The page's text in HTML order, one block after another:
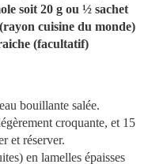
soit 20 g ou ½ sachet
cuisine du monde)
(facultatif)
bouillante salée.
croquante, et 15
et réserver.
en lamelles épaisses